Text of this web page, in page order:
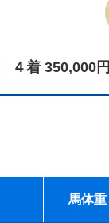
４着 350,000円
馬体重